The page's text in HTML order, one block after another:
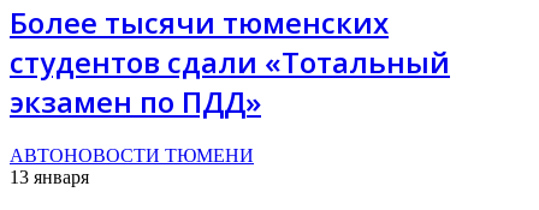
Более тысячи тюменских
студентов сдали «Тотальный
экзамен по ПДД»
АВТОНОВОСТИ ТЮМЕНИ
13 января